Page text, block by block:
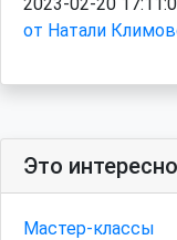
от Натали
Это интересно
Мастер-классы